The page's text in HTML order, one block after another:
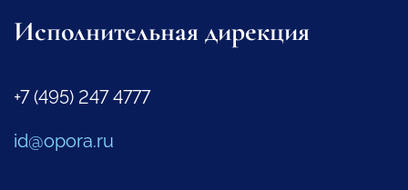
Исполнительная дирекция
+7 (495) 247 4777
id@opora.ru